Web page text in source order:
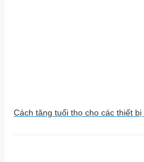
Cách tăng tuổi thọ cho các thiết